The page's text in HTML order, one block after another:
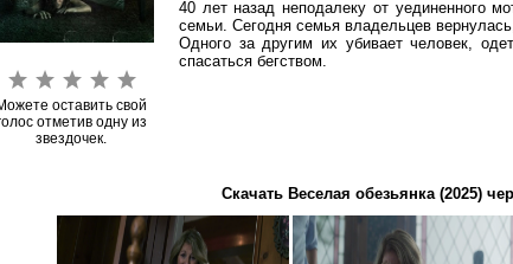
оставить свой
отметив одну из
звездочек.
40 лет назад неподалеку от уединенного
семьи. Сегодня семья владельцев
Одного за другим их убивает человек,
спасаться бегством.
Скачать Веселая обезьянка (2025)